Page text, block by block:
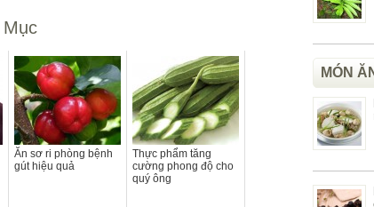
Mục
Ăn sơ ri phòng bệnh
gút hiệu quả
Thực phẩm tăng
cường phong độ cho
quý ông
MÓN